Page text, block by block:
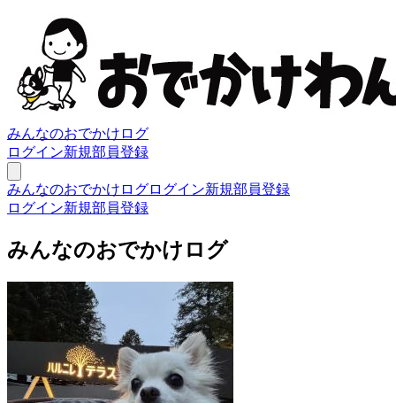
みんなのおでかけログ
ログイン新規部員登録
みんなのおでかけログログイン新規部員登録
ログイン新規部員登録
みんなのおでかけログ